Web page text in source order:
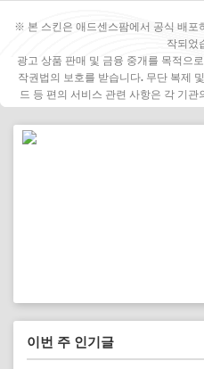
※ 본 스킨은 애드센스팜에서 공식 배포
작되었
광고 상품 판매 및 금융 중개를 목적으
작권법의 보호를 받습니다. 무단 복제
드 등 편의 서비스 관련 사항은 각 기관
이번 주 인기글